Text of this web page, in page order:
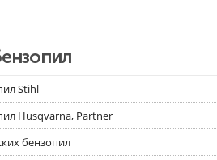
Stihl
Husqvarna, Partner
бензопил